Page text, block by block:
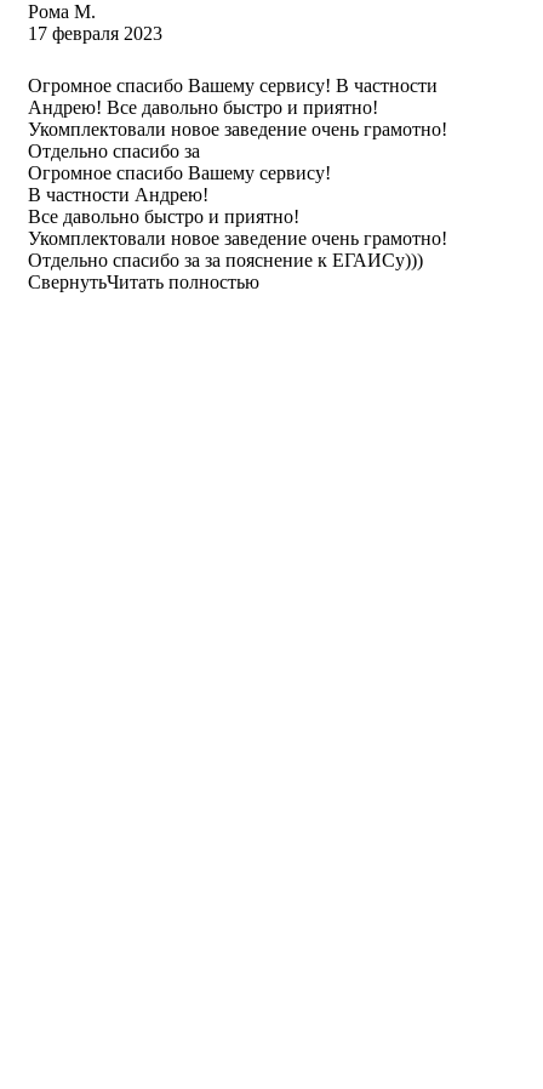
Рома М.
17 февраля 2023
Огромное спасибо Вашему сервису! В частности
Андрею! Все давольно быстро и приятно!
Укомплектовали новое заведение очень грамотно!
Отдельно спасибо за
Огромное спасибо Вашему сервису!
В частности Андрею!
Все давольно быстро и приятно!
Укомплектовали новое заведение очень грамотно!
Отдельно спасибо за за пояснение к ЕГАИСу)))
СвернутьЧитать полностью